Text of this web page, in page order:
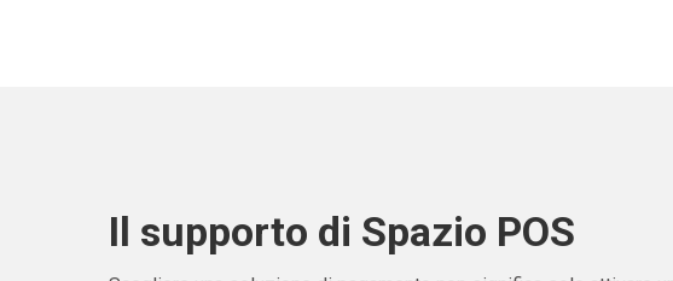
Il supporto di Spazio POS